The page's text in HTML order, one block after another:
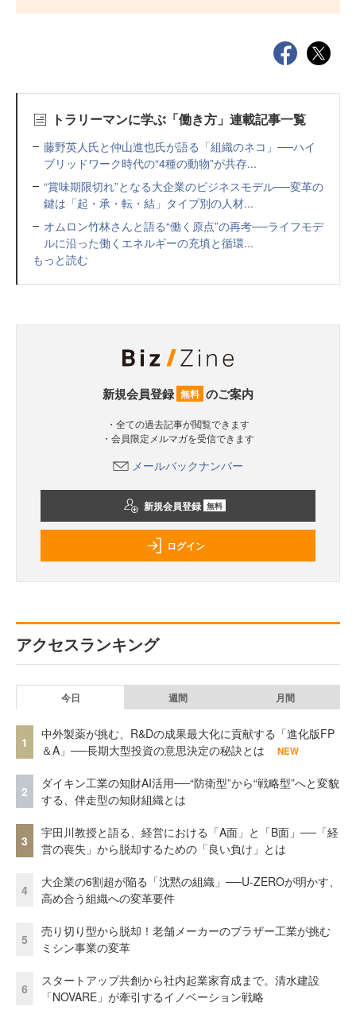
トラリーマンに学ぶ「働き方」連載記事一覧
藤野英人氏と仲山進也氏が語る「組織のネコ」──ハイ
ブリッドワーク時代の“4種の動物”が共存...
“賞味期限切れ”となる大企業のビジネスモデル──変革の
鍵は「起・承・転・結」タイプ別の人材...
オムロン竹林さんと語る“働く原点”の再考──ライフモデ
ルに沿った働くエネルギーの充填と循環...
もっと読む
新規会員登録 無料 のご案内
・全ての過去記事が閲覧できます
・会員限定メルマガを受信できます
メールバックナンバー
新規会員登録 無料
ログイン
アクセスランキング
今日 週間 月間
1
中外製薬が挑む、R&Dの成果最大化に貢献する「進化版FP
＆A」──長期大型投資の意思決定の秘訣とは
NEW
2
ダイキン工業の知財AI活用──“防衛型”から“戦略型”へと変貌
する、伴走型の知財組織とは
3
宇田川教授と語る、経営における「A面」と「B面」──「経
営の喪失」から脱却するための「良い負け」とは
4
大企業の6割超が陥る「沈黙の組織」──U-ZEROが明かす、
高め合う組織への変革要件
5
売り切り型から脱却！老舗メーカーのブラザー工業が挑む
ミシン事業の変革
6
スタートアップ共創から社内起業家育成まで。清水建設
「NOVARE」が牽引するイノベーション戦略